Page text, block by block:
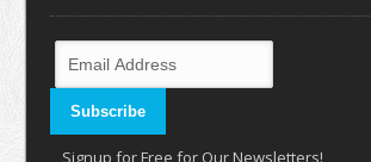
Signup for Free for Our Newsletters!